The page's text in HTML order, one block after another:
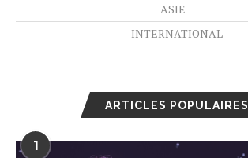
ASIE
INTERNATIONAL
ARTICLES POPULAIRES
1